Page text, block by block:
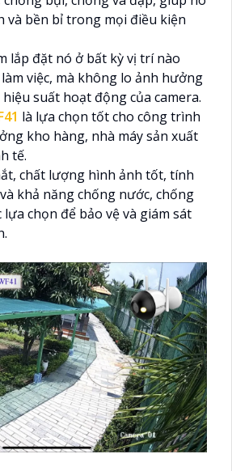
và bền bỉ trong mọi điều kiện
lắp đặt nó ở bất kỳ vị trí nào
việc, mà không lo ảnh hưởng
suất hoạt động của camera.
là lựa chọn tốt cho công trình
kho hàng, nhà máy sản xuất
tế.
chất lượng hình ảnh tốt, tính
khả năng chống nước, chống
chọn để bảo vệ và giám sát